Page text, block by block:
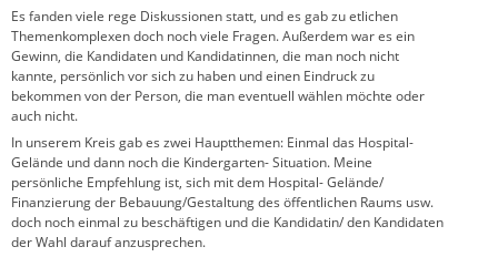
Es fanden viele rege Diskussionen statt, und es gab zu etlichen
Themenkomplexen doch noch viele Fragen. Außerdem war es ein
Gewinn, die Kandidaten und Kandidatinnen, die man noch nicht
kannte, persönlich vor sich zu haben und einen Eindruck zu
bekommen von der Person, die man eventuell wählen möchte oder
auch nicht.
In unserem Kreis gab es zwei Hauptthemen: Einmal das Hospital-
Gelände und dann noch die Kindergarten- Situation. Meine
persönliche Empfehlung ist, sich mit dem Hospital- Gelände/
Finanzierung der Bebauung/Gestaltung des öffentlichen Raums usw.
doch noch einmal zu beschäftigen und die Kandidatin/ den Kandidaten
der Wahl darauf anzusprechen.